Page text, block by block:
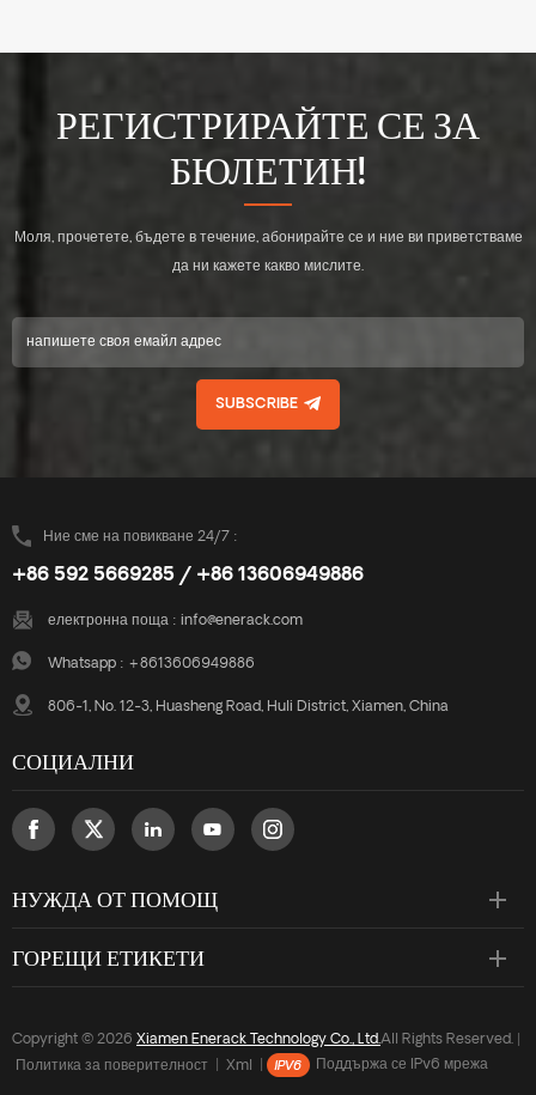
РЕГИСТРИРАЙТЕ СЕ ЗА
БЮЛЕТИН!
Моля, прочетете, бъдете в течение, абонирайте се и ние ви приветстваме
да ни кажете какво мислите.
SUBSCRIBE
Ние сме на повикване 24/7 :
+86 592 5669285 / +86 13606949886
електронна поща : info@enerack.com
Whatsapp : +8613606949886
806-1, No. 12-3, Huasheng Road, Huli District, Xiamen, China
СОЦИАЛНИ
НУЖДА ОТ ПОМОЩ
ГОРЕЩИ ЕТИКЕТИ
Copyright © 2026 Xiamen Enerack Technology Co., Ltd.All Rights Reserved. |
Политика за поверителност
Xml Поддържа се IPv6 мрежа